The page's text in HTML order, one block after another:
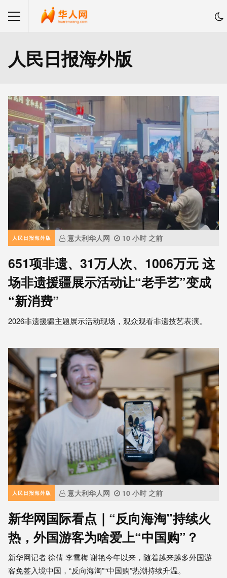
人民日报海外版
人民日报海外版 意大利华人网 10 小时 之前
651项非遗、31万人次、1006万元 这
场非遗援疆展示活动让“老手艺”变成
“新消费”
2026非遗援疆主题展示活动现场，观众观看非遗技艺表演。
人民日报海外版 意大利华人网 10 小时 之前
新华网国际看点｜“反向海淘”持续火
热，外国游客为啥爱上“中国购”？
新华网记者 徐倩 李雪梅 谢艳今年以来，随着越来越多外国游
客免签入境中国，“反向海淘”“中国购”热潮持续升温。